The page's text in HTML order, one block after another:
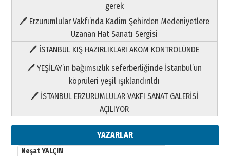
gerek
🖊 Erzurumlular Vakfı’nda Kadim Şehirden Medeniyetlere
Uzanan Hat Sanatı Sergisi
🖊 İSTANBUL KIŞ HAZIRLIKLARI AKOM KONTROLÜNDE
🖊 YEŞİLAY’ın bağımsızlık seferberliğinde İstanbul’un
köprüleri yeşil ışıklandırıldı
🖊 İSTANBUL ERZURUMLULAR VAKFI SANAT GALERİSİ
AÇILIYOR
YAZARLAR
Paranın Aile Kültüründeki Yeri
03 Ağustos 2026 Pazartesi
Yıldırım Gündoğdu
HAVVA’NIN ÜÇ KIZI
09 Temmuz 2026 Perşembe
Yusuf POLAT
Şampiyonluk Sebahattin Şirin’e
11 Mayıs 2026 Pazartesi
Neşat YALÇIN